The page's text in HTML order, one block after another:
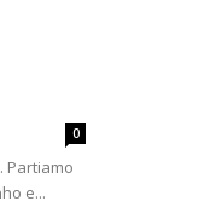
0
Partiamo
e...